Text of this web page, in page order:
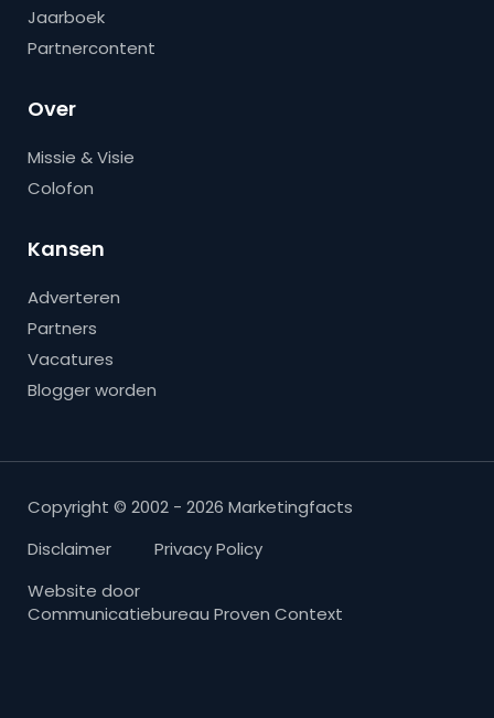
Jaarboek
Partnercontent
Over
Missie & Visie
Colofon
Kansen
Adverteren
Partners
Vacatures
Blogger worden
Copyright © 2002 - 2026 Marketingfacts
Disclaimer
Privacy Policy
Website door
Communicatiebureau Proven Context